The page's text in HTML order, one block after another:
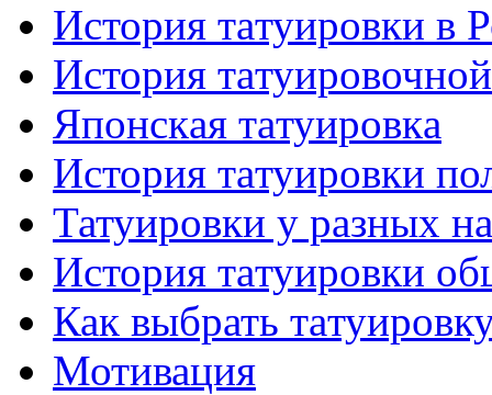
История тaтуировки в
История
Японскaя тaтуировкa
История тaтуировки
Татуировки у разных
История тaтуировки
Как выбрать
Мотивация